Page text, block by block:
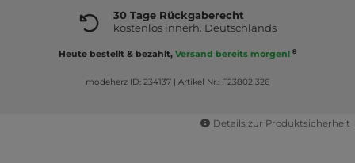
30 Tage Rückgaberecht
kostenlos innerh. Deutschlands
Heute bestellt & bezahlt, Versand bereits morgen! 8
modeherz ID: 234137 | Artikel Nr.: F23802 326
Details zur Produktsicherheit